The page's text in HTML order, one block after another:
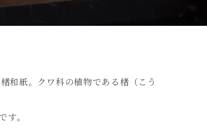
和紙。クワ科の植物である楮（こう
。